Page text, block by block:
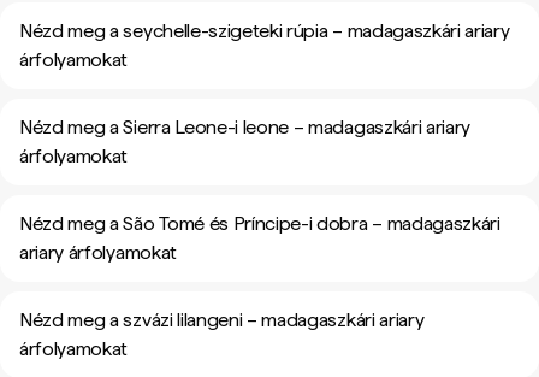
Nézd meg a seychelle-szigeteki rúpia – madagaszkári ariary
árfolyamokat
Nézd meg a Sierra Leone-i leone – madagaszkári ariary
árfolyamokat
Nézd meg a São Tomé és Príncipe-i dobra – madagaszkári
ariary árfolyamokat
Nézd meg a szvázi lilangeni – madagaszkári ariary
árfolyamokat